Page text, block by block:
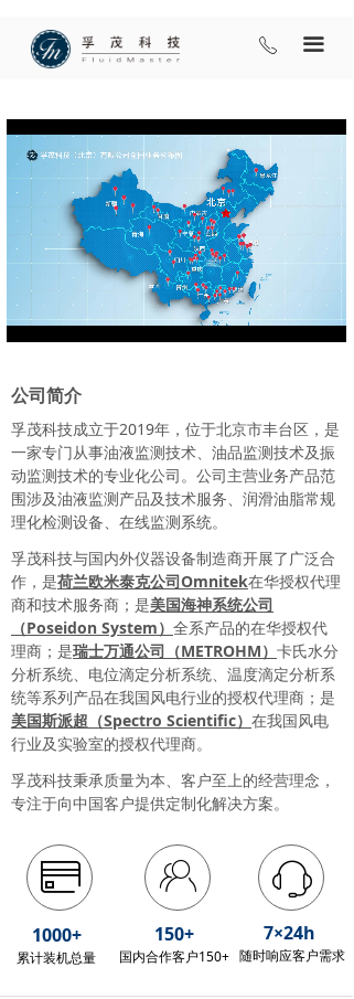
ꂅ 끀
Loaded:
0%
0%
公司简介
孚茂科技成立于2019年，位于北京市丰台区，是
一家专门从事油液监测技术、油品监测技术及振
动监测技术的专业化公司。公司主营业务产品范
围涉及油液监测产品及技术服务、润滑油脂常规
理化检测设备、在线监测系统。
孚茂科技与国内外仪器设备制造商开展了广泛合
作，是荷兰欧米泰克公司Omnitek在华授权代理
商和技术服务商；是美国海神系统公司
（Poseidon System） 全系产品的在华授权代
理商；是瑞士万通公司（METROHM） 卡氏水分
分析系统、电位滴定分析系统、温度滴定分析系
统等系列产品在我国风电行业的授权代理商；是
美国斯派超（Spectro Scientific） 在我国风电
行业及实验室的授权代理商。
孚茂科技秉承质量为本、客户至上的经营理念，
专注于向中国客户提供定制化解决方案。
ꀔ ꁘ ꁱ
1000+
累计装机总量
150+
国内合作客户150+
7×24h
随时响应客户需求